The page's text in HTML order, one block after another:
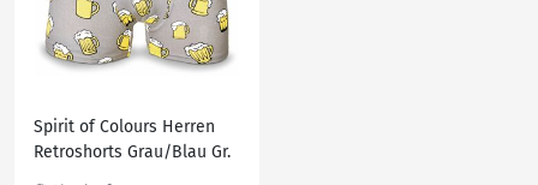
Spirit of Colours Herren
Retroshorts Grau/Blau Gr.